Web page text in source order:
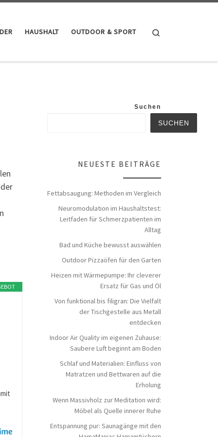
HAUSHALT OUTDOOR & SPORT
Suchen
SUCHEN
NEUESTE BEITRÄGE
Fettabsaugung: Methoden im Vergleich
Neuromodulation im Haushaltstest:
Leitfaden für Schmerzpatienten im
Alltag
Bad und Küche bewusst auswählen
Outdoor Pizzaöfen für den Garten
Heizen mit Wärmepumpe: Ihr cleverer
Ersatz für Gas und Öl
Von funktional bis filigran: Die Vielfalt
der Tischgestelle aus Metall
entdecken
Indoor Air Quality im eigenen Zuhause:
Saubere Luft beginnt am Boden
Schlaf und Materialien: Einfluss von
Matratzen und Bettwaren auf die
Erholung
Wenn Massivholz zur Meditation wird:
Möbel als Quelle innerer Ruhe
Entspannung pur: Saunagänge mit den